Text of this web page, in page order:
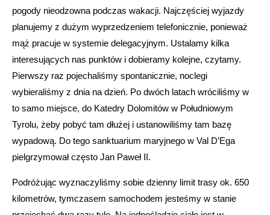
pogody nieodzowna podczas wakacji. Najczęściej wyjazdy
planujemy z dużym wyprzedzeniem telefonicznie, ponieważ
mąż pracuje w systemie delegacyjnym. Ustalamy kilka
interesujących nas punktów i dobieramy kolejne, czytamy.
Pierwszy raz pojechaliśmy spontanicznie, noclegi
wybieraliśmy z dnia na dzień. Po dwóch latach wróciliśmy w
to samo miejsce, do Katedry Dolomitów w Południowym
Tyrolu, żeby pobyć tam dłużej i ustanowiliśmy tam bazę
wypadową. Do tego sanktuarium maryjnego w Val D’Ega
pielgrzymował często Jan Paweł II.
Podróżując wyznaczyliśmy sobie dzienny limit trasy ok. 650
kilometrów, tymczasem samochodem jesteśmy w stanie